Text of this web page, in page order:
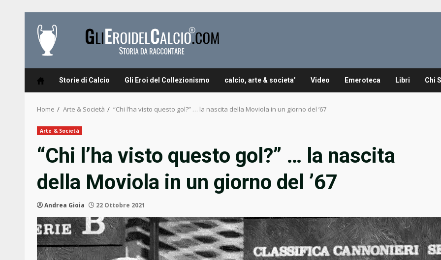
content
Storie di Calcio Gli Eroi del Collezionismo calcio, arte & societa’ Video Emeroteca Libri Chi
Home Arte & Società “Chi l’ha visto questo gol?” … la nascita della Moviola in un giorno del ’67
Arte & Società
“Chi l’ha visto questo gol?” … la nascita
della Moviola in un giorno del ’67
Andrea Gioia 22 Ottobre 2021